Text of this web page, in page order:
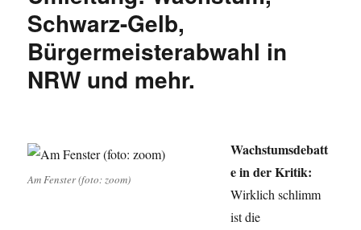
Winterberger
SPD?
Gedanken
zur
Wahl
Schwarz-Gelb,
Bürgermeisterabwahl in
NRW und mehr.
Am Fenster (foto: zoom)
Wachstumsdebatt
e in der Kritik:
Wirklich schlimm
ist die